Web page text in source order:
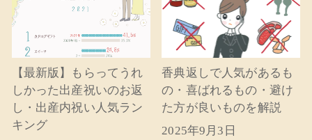
【最新版】もらってうれ
しかった出産祝いのお返
し・出産内祝い人気ラン
キング
香典返しで人気があるも
の・喜ばれるもの・避け
た方が良いものを解説
2025年9月3日